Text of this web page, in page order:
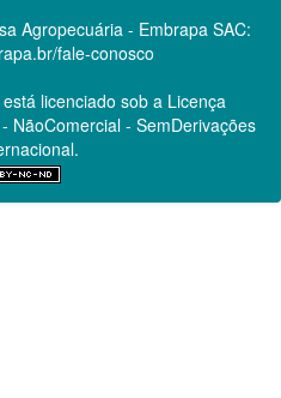
Agropecuária - Embrapa SAC:
fale-conosco
licenciado sob a Licença
NãoComercial - SemDerivações